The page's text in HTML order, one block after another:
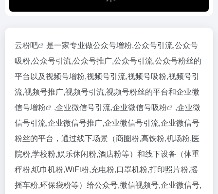
云粉吧
是一家专业做公众号增粉,公众号引流,公众号
吸粉,公众号引流,公众号推广,公众号引流,公众号粉丝的
平台以及视频号增粉,视频号引流,视频号吸粉,视频号引
流,视频号推广,视频号引流,视频号粉丝的平台和企业微
信号增粉
,企业微信号引流,企业微信号吸粉
,企业微
信号引流,企业微信号推广,企业微信号引流,企业微信号
粉丝的平台，通过线下场景（商圈粉,高铁粉,机场粉,医
院粉,学校粉,娱乐休闲粉,酒店粉等）和线下设备（体重
秤粉,纸巾机粉,WiFi粉,充电粉,口罩机粉,打印照片粉,摇
摇车粉,环保袋粉等）给公众号,微信视频号,企业微信号,